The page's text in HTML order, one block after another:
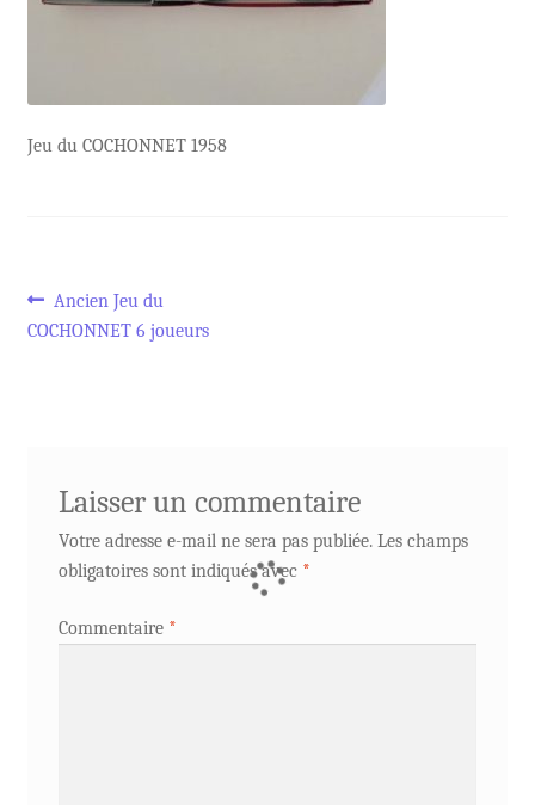
Jeu du COCHONNET 1958
Navigation
Article
précédent :
Ancien Jeu du
COCHONNET 6 joueurs
Laisser un commentaire
Votre adresse e-mail ne sera pas publiée. Les champs
obligatoires sont indiqués avec *
Commentaire *